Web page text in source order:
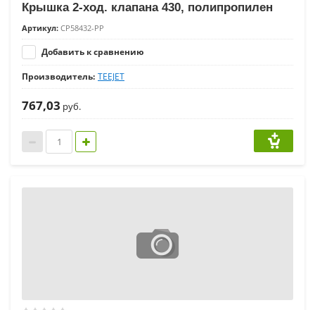
Крышка 2-ход. клапана 430, полипропилен
Артикул: CP58432-PP
Добавить к сравнению
Производитель: TEEJET
767,03 руб.